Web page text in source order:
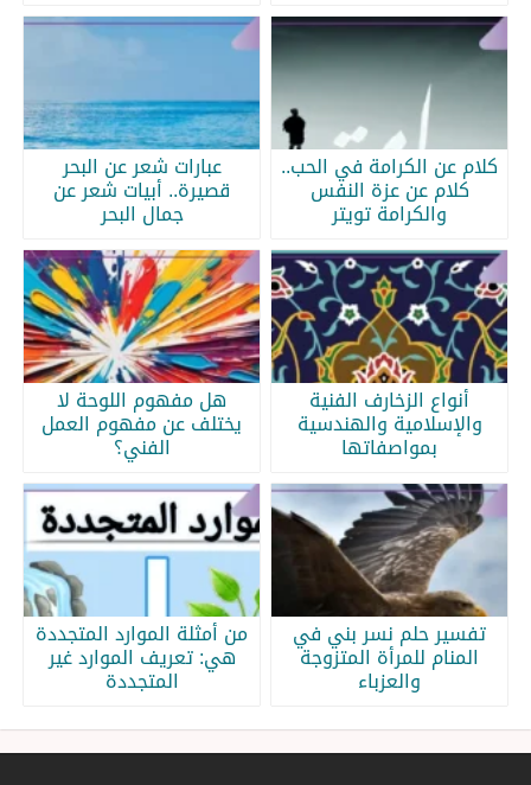
كلام عن الكرامة في الحب..
كلام عن عزة النفس
والكرامة تويتر
عبارات شعر عن البحر
قصيرة.. أبيات شعر عن
جمال البحر
أنواع الزخارف الفنية
والإسلامية والهندسية
بمواصفاتها
هل مفهوم اللوحة لا
يختلف عن مفهوم العمل
الفني؟
تفسير حلم نسر بني في
المنام للمرأة المتزوجة
والعزباء
من أمثلة الموارد المتجددة
هي: تعريف الموارد غير
المتجددة